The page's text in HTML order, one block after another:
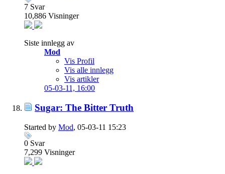
7 Svar
10,886 Visninger
Siste innlegg av
Mod
Vis Profil
Vis alle innlegg
Vis artikler
05-03-11, 16:00
Sugar: The Bitter Truth
Started by Mod, 05-03-11 15:23
0 Svar
7,299 Visninger